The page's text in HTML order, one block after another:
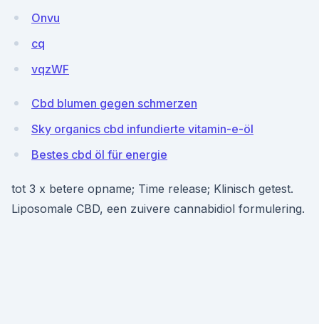
Onvu
cq
vqzWF
Cbd blumen gegen schmerzen
Sky organics cbd infundierte vitamin-e-öl
Bestes cbd öl für energie
tot 3 x betere opname; Time release; Klinisch getest.
Liposomale CBD, een zuivere cannabidiol formulering.